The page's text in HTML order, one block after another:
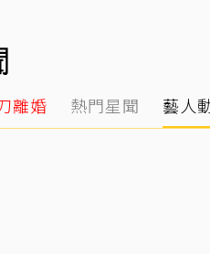
離婚 熱門星聞 藝人